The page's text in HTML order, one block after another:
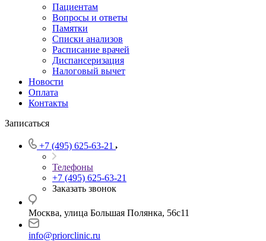
Пациентам
Вопросы и ответы
Памятки
Списки анализов
Расписание врачей
Диспансеризация
Налоговый вычет
Новости
Оплата
Контакты
Записаться
+7 (495) 625-63-21
Телефоны
+7 (495) 625-63-21
Заказать звонок
Москва, улица Большая Полянка, 56с11
info@priorclinic.ru